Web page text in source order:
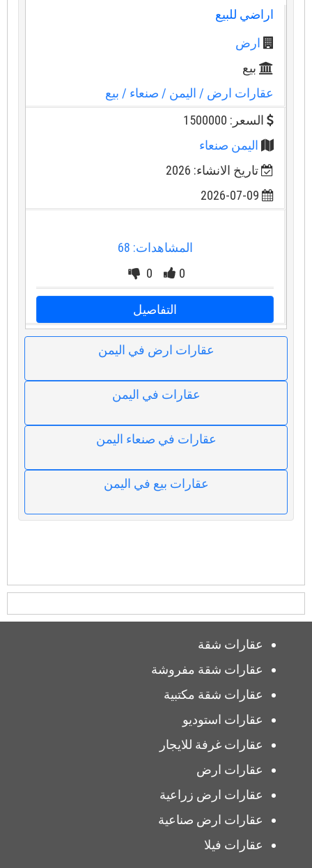
اراضي للبيع
ارض
بيع
عقارات ارض / اليمن/ صنعاء/ بيع
السعر: 1500000
اليمن صنعاء
تاريخ الانشاء: 2026
2026-07-09
المشاهدات: 68
0
0
التفاصيل
عقارات ارض في اليمن
عقارات في اليمن
عقارات في صنعاء اليمن
عقارات بيع في اليمن
عقارات شقة
عقارات شقة مفروشة
عقارات شقة مكتبية
عقارات استوديو
عقارات غرفة للايجار
عقارات ارض
عقارات ارض زراعية
عقارات ارض صناعية
عقارات فيلا